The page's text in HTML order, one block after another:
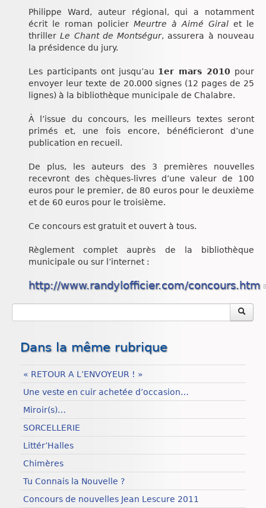
Philippe Ward, auteur régional, qui a notamment
écrit le roman policier Meurtre à Aimé Giral et le
thrillerLe Chant de Montségur, assurera à nouveau
la présidence du jury.
Les participants ont jusqu’au 1er mars 2010 pour
envoyer leur texte de 20.000 signes (12 pages de 25
lignes) à la bibliothèque municipale de Chalabre.
À l’issue du concours, les meilleurs textes seront
primés et, une fois encore, bénéficieront d’une
publication en recueil.
De plus, les auteurs des 3 premières nouvelles
recevront des chèques-livres d’une valeur de 100
euros pour le premier, de 80 euros pour le deuxième
et de 60 euros pour le troisième.
Ce concours est gratuit et ouvert à tous.
Règlement complet auprès de la bibliothèque
municipale ou sur l’internet :
http://www.randylofficier.com/concours.htm
Dans la même rubrique
« RETOUR A L’ENVOYEUR ! »
Une veste en cuir achetée d’occasion…
Miroir(s)…
SORCELLERIE
Littér’Halles
Chimères
Tu Connais la Nouvelle ?
Concours de nouvelles Jean Lescure 2011